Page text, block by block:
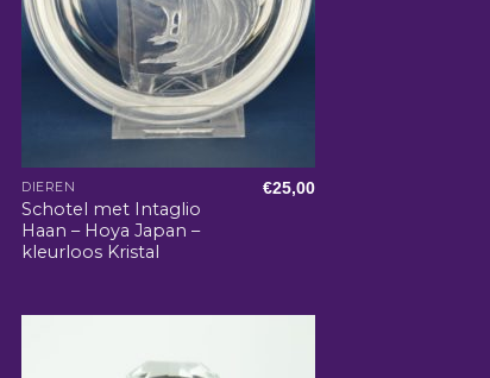
DIEREN
Schotel met Intaglio
Haan – Hoya Japan –
kleurloos Kristal
€25,00